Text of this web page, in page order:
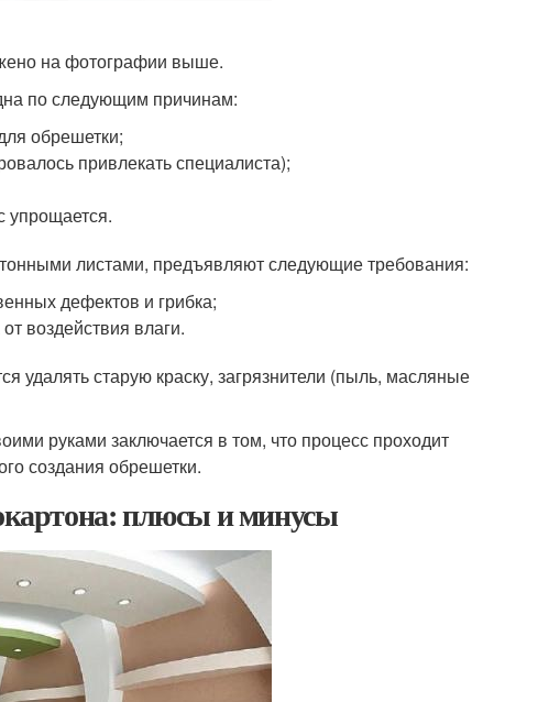
на фотографии выше.
по следующим причинам:
обрешетки;
привлекать специалиста);
упрощается.
листами, предъявляют следующие требования:
дефектов и грибка;
воздействия влаги.
удалять старую краску, загрязнители (пыль, масляные
руками заключается в том, что процесс проходит
создания обрешетки.
плюсы и минусы